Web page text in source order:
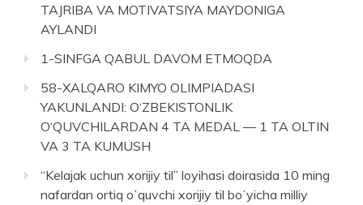
TAJRIBA VA MOTIVATSIYA MAYDONIGA
AYLANDI
1-SINFGA QABUL DAVOM ETMOQDA
58-XALQARO KIMYO OLIMPIADASI
YAKUNLANDI: O‘ZBEKISTONLIK
O‘QUVCHILARDAN 4 TA MEDAL — 1 TA OLTIN
VA 3 TA KUMUSH
“Kelajak uchun xorijiy til” loyihasi doirasida 10 ming
nafardan ortiq oʻquvchi xorijiy til boʻyicha milliy